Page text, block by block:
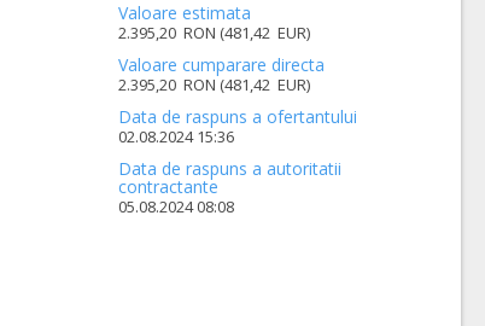
Valoare estimata
2.395,20 RON (481,42 EUR)
Valoare cumparare directa
2.395,20 RON (481,42 EUR)
Data de raspuns a ofertantului
02.08.2024 15:36
Data de raspuns a autoritatii
contractante
05.08.2024 08:08